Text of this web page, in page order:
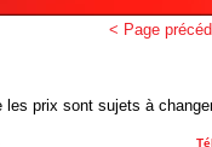
< Page
les prix sont sujets à